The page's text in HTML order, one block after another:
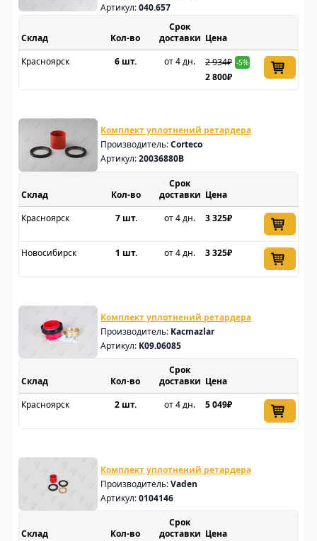
Артикул:040.657
Склад
Срок
доставки Цена
Красноярск
6 шт. от 4 дн. 2 934₽ -5%
2 800₽
Комплект уплотнений ретардера
Производитель:Corteco
Артикул:20036880B
Склад
Срок
доставки Цена
Красноярск
7 шт. от 4 дн. 3 325₽
Новосибирск 1 шт. от 4 дн. 3 325₽
Комплект уплотнений ретардера
Производитель: Kacmazlar
Артикул: K09.06085
Склад
Срок
доставки Цена
Красноярск
2 шт. от 4 дн. 5 049₽
Комплект уплотнений ретардера
Производитель:Vaden
Артикул:0104146
Склад
Срок
доставки Цена